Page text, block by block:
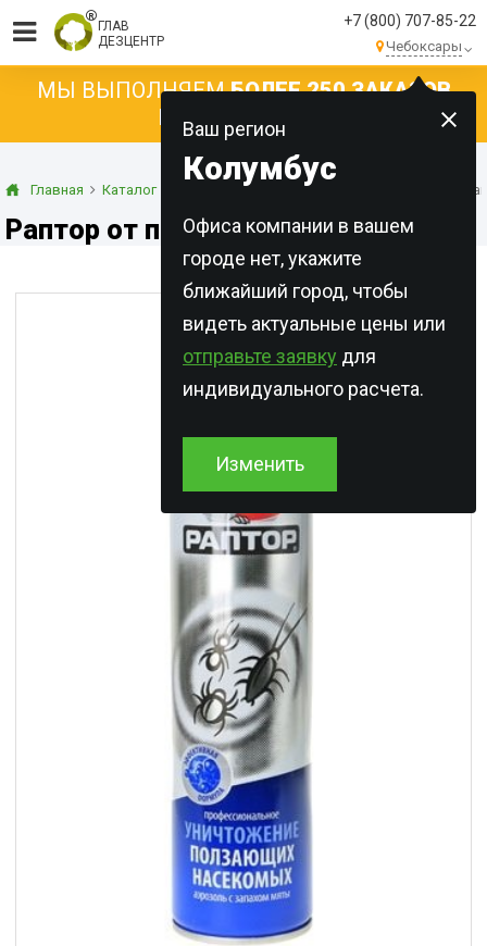
ГЛАВ
ДЕЗЦЕНТР
+7 (800) 707-85-22
Чебоксары
Ваш регион
Колумбус
Офиса компании в вашем
городе нет, укажите
ближайший город, чтобы
видеть актуальные цены или
отправьте заявку для
индивидуального расчета.
Изменить
МЫ ВЫПОЛНЯЕМБОЛЕЕ 250 ЗАКАЗОВ
КАЖДЫЙ ДЕНЬ!
Главная Каталог Инсектициды Аэрозоли Раптор от
Раптор от ползающих